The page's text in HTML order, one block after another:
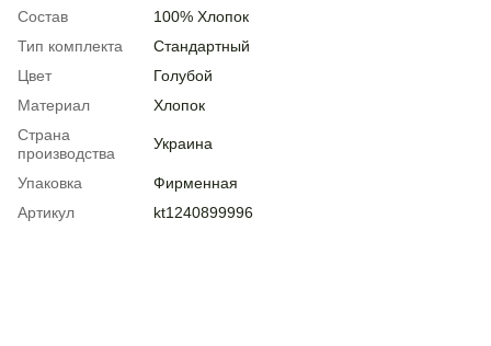
Состав
100% Хлопок
Тип комплекта
Стандартный
Цвет
Голубой
Материал
Хлопок
Страна
производства
Украина
Упаковка
Фирменная
Артикул
kt1240899996